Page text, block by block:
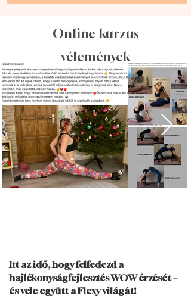
Online kurzus
vélemények
Itt az idő, hogy felfedezd a
hajlékonyságfejlesztés WOW érzését –
és vele együtt a Flexy világát!